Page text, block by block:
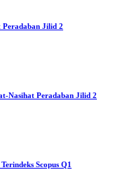
Jilid 2
Nasihat Peradaban Jilid 2
Scopus Q1